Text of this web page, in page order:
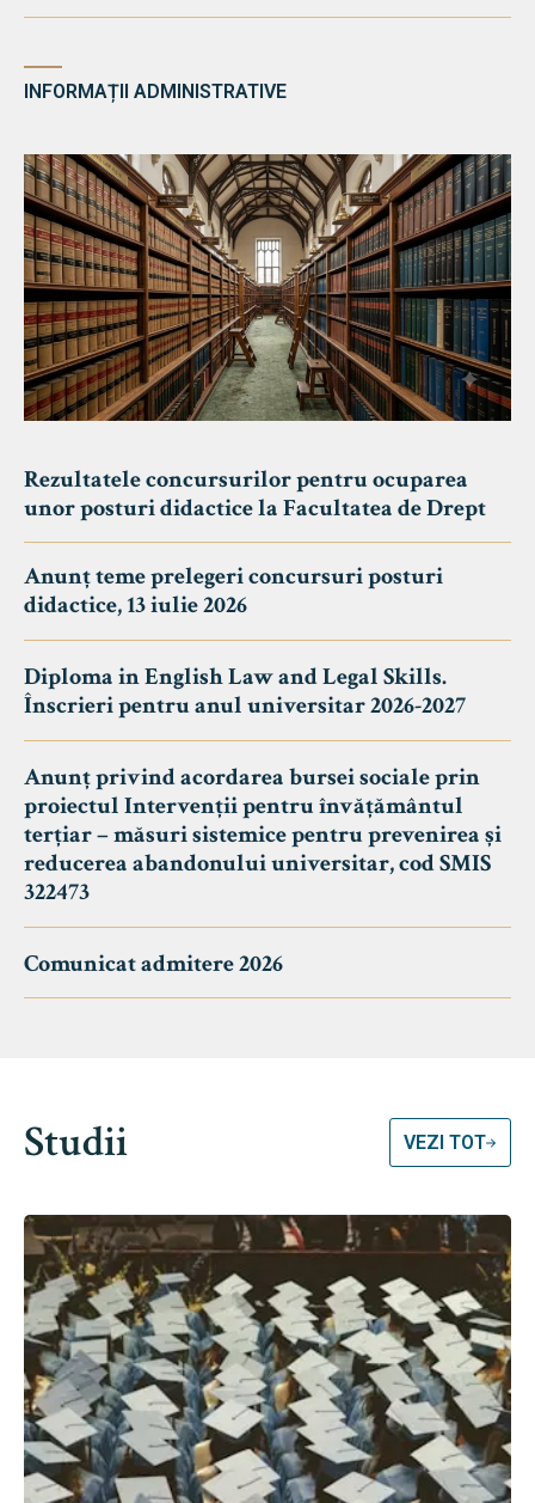
INFORMAȚII ADMINISTRATIVE
Rezultatele concursurilor pentru ocuparea
unor posturi didactice la Facultatea de Drept
Anunț teme prelegeri concursuri posturi
didactice, 13 iulie 2026
Diploma in English Law and Legal Skills.
Înscrieri pentru anul universitar 2026-2027
Anunț privind acordarea bursei sociale prin
proiectul Intervenții pentru învățământul
terțiar – măsuri sistemice pentru prevenirea și
reducerea abandonului universitar, cod SMIS
322473
Comunicat admitere 2026
Studii VEZI TOT